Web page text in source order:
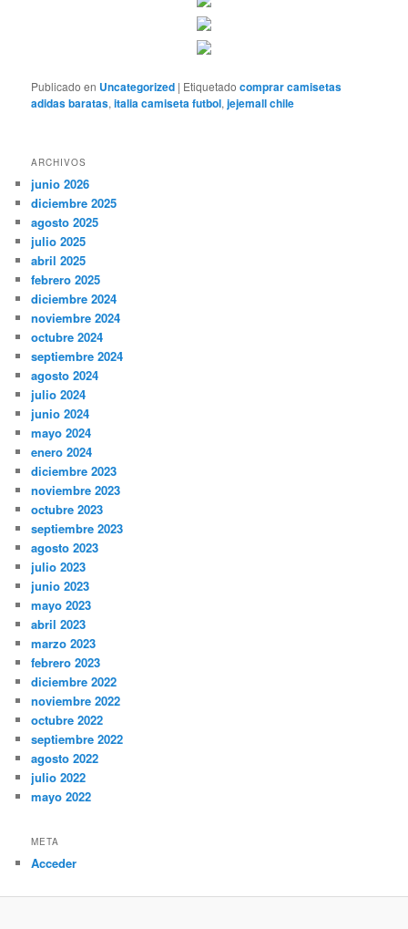
Publicado en Uncategorized | Etiquetado comprar camisetas
adidas baratas,italia camiseta futbol,jejemall chile
ARCHIVOS
junio 2026
diciembre 2025
agosto 2025
julio 2025
abril 2025
febrero 2025
diciembre 2024
noviembre 2024
octubre 2024
septiembre 2024
agosto 2024
julio 2024
junio 2024
mayo 2024
enero 2024
diciembre 2023
noviembre 2023
octubre 2023
septiembre 2023
agosto 2023
julio 2023
junio 2023
mayo 2023
abril 2023
marzo 2023
febrero 2023
diciembre 2022
noviembre 2022
octubre 2022
septiembre 2022
agosto 2022
julio 2022
mayo 2022
META
Acceder